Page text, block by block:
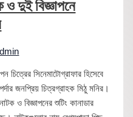
ও দুই বিজ্ঞাপনে
চিত্রের সিনেমাটোগ্রাফার হিসেবে
জনপ্রিয় চিত্রগ্রাহক মিঠু মনির।
ও বিজ্ঞাপনের শুটিং কানাডার